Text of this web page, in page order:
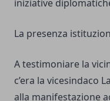
iniziative
La presenza
A testimoniare la
c’era la vicesindaco
alla manifestazione